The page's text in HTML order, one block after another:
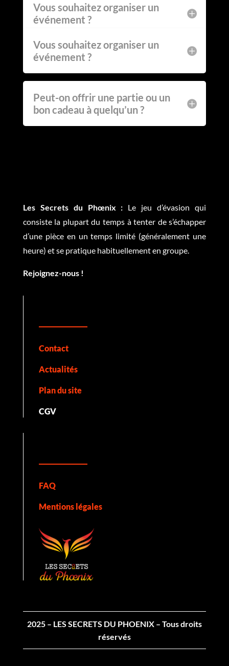
Vous souhaitez organiser un
événement ?
Vous souhaitez organiser un
événement ?
Peut-on offrir une partie ou un
bon cadeau à quelqu’un ?
Les Secrets du Phœnix : Le jeu d’évasion qui
consiste la plupart du temps à tenter de s’échapper
d’une pièce en un temps limité (généralement une
heure) et se pratique habituellement en groupe.
Rejoignez-nous !
Contact
Actualités
Plan du site
CGV
FAQ
Mentions légales
2025 – LES SECRETS DU PHOENIX – Tous droits
réservés